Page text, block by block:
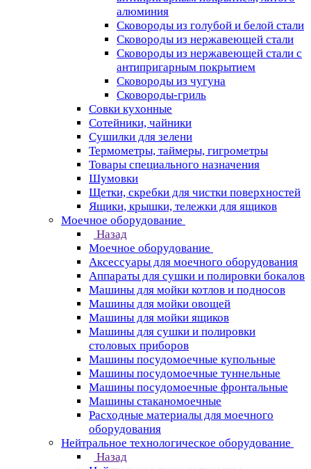
алюминия
Сковороды из голубой и белой стали
Сковороды из нержавеющей стали
Сковороды из нержавеющей стали с
антипригарным покрытием
Сковороды из чугуна
Сковороды-гриль
Совки кухонные
Сотейники, чайники
Сушилки для зелени
Термометры, таймеры, гигрометры
Товары специального назначения
Шумовки
Щетки, скребки для чистки поверхностей
Ящики, крышки, тележки для ящиков
Моечное оборудование
Назад
Моечное оборудование
Аксессуары для моечного оборудования
Аппараты для сушки и полировки бокалов
Машины для мойки котлов и подносов
Машины для мойки овощей
Машины для мойки ящиков
Машины для сушки и полировки
столовых приборов
Машины посудомоечные купольные
Машины посудомоечные туннельные
Машины посудомоечные фронтальные
Машины стаканомоечные
Расходные материалы для моечного
оборудования
Нейтральное технологическое оборудование
Назад